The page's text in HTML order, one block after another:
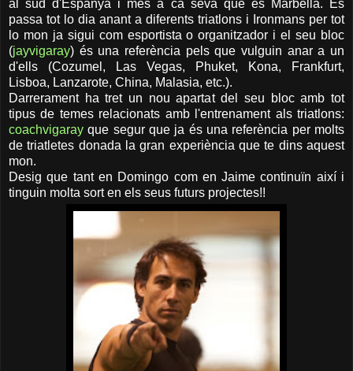
al sud d'Espanya i més a ca seva que és Marbella. Es
passa tot lo dia anant a diferents triatlons i Ironmans per tot
lo mon ja sigui com esportista o organitzador i el seu bloc
(jayvigaray) és una referència pels que vulguin anar a un
d'ells (Cozumel, Las Vegas, Phuket, Kona, Frankfurt,
Lisboa, Lanzarote, China, Malasia, etc.).
Darrerament ha tret un nou apartat del seu bloc amb tot
tipus de temes relacionats amb l'entrenament als triatlons:
coachvigaray que segur que ja és una referència per molts
de triatletes donada la gran experiència que te dins aquest
mon.
Desig que tant en Domingo com en Jaime continuïn així i
tinguin molta sort en els seus futurs projectes!!